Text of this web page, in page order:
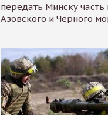
передать Минску
Азовского и Черного